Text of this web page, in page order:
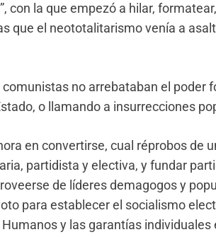
con la que empezó a hilar,
que el neototalitarismo venía a
comunistas no arrebataban el poder
o llamando a insurrecciones
en convertirse, cual réprobos de
partidista y electiva, y fundar
de líderes demagogos y
para establecer el socialismo
y las garantías individuales